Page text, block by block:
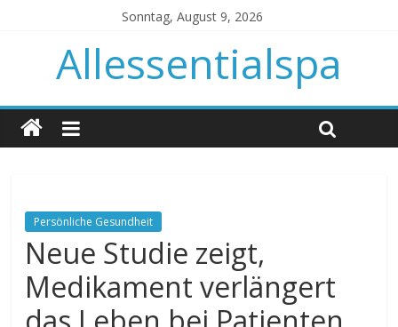
Sonntag, August 9, 2026
Allessentialspa
Persönliche Gesundheit
Neue Studie zeigt,
Medikament verlängert